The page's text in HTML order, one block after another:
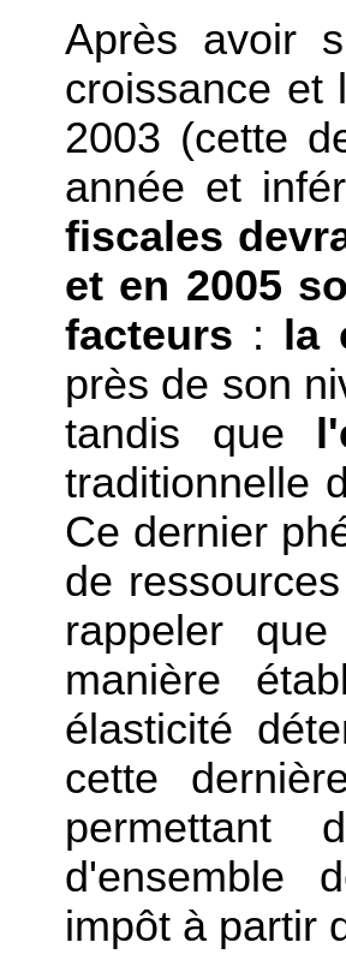
Après avoir
croissance et
2003 (cette
année et
fiscales
et en 2005
facteurs :
la
près de son
tandis que
traditionnelle
Ce dernier
de
rappeler
manière
élasticité
cette
permettant
d'ensemble
impôt à partir